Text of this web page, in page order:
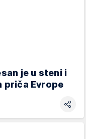
je u steni i
priča Evrope